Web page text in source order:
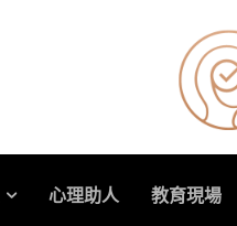
心理助人 教育現場